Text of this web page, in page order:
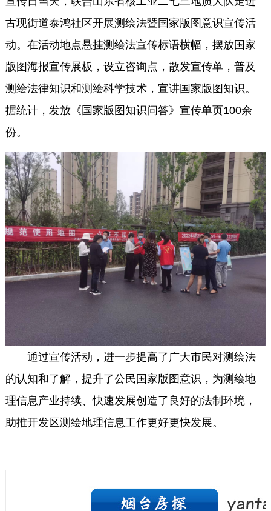
古现街道泰鸿社区开展测绘法暨国家版图意识宣传活
动。在活动地点悬挂测绘法宣传标语横幅，摆放国家
版图海报宣传展板，设立咨询点，散发宣传单，普及
测绘法律知识和测绘科学技术，宣讲国家版图知识。
据统计，发放《国家版图知识问答》宣传单页100余
份。
通过宣传活动，进一步提高了广大市民对测绘法
的认知和了解，提升了公民国家版图意识，为测绘地
理信息产业持续、快速发展创造了良好的法制环境，
助推开发区测绘地理信息工作更好更快发展。